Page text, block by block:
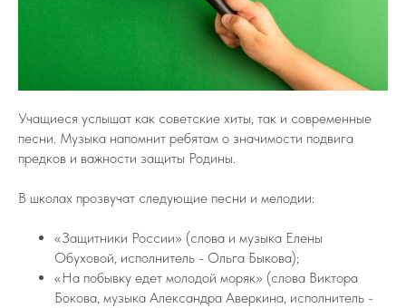
Учащиеся услышат как советские хиты, так и современные
песни. Музыка напомнит ребятам о значимости подвига
предков и важности защиты Родины.
В школах прозвучат следующие песни и мелодии:
«Защитники России» (слова и музыка Елены
Обуховой, исполнитель - Ольга Быкова);
«На побывку едет молодой моряк» (слова Виктора
Бокова, музыка Александра Аверкина, исполнитель -